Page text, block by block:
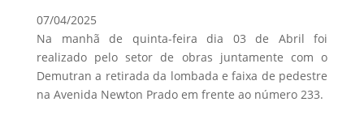
07/04/2025
Na manhã de quinta-feira dia 03 de Abril foi
realizado pelo setor de obras juntamente com o
Demutran a retirada da lombada e faixa de pedestre
na Avenida Newton Prado em frente ao número 233.